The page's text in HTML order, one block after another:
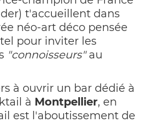
t'accueillent dans
néo-art déco pensée
pour inviter les
"connoisseurs" au
à ouvrir un bar dédié à
à Montpellier, en
est l'aboutissement de